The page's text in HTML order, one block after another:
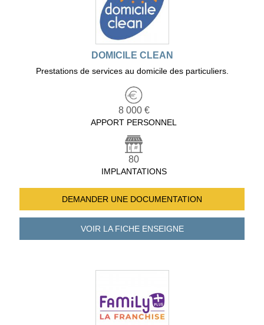
DOMICILE CLEAN
Prestations de services au domicile des particuliers.
8 000 €
APPORT PERSONNEL
80
IMPLANTATIONS
DEMANDER UNE DOCUMENTATION
VOIR LA FICHEENSEIGNE